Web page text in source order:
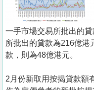
業
冊
關
我
一手市場交易所批出的
所批出的貸款為216億港
款，則為48億港元。
2月份新取用按揭貸款額